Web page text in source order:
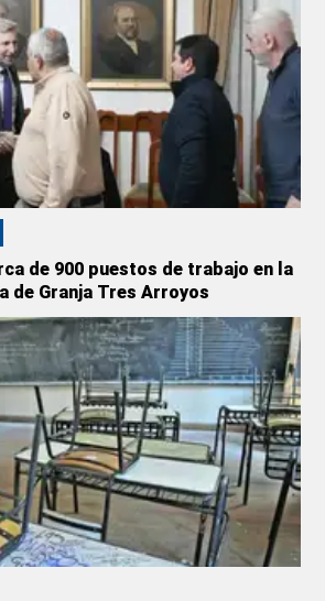
de 900 puestos de trabajo en la
de Granja Tres Arroyos